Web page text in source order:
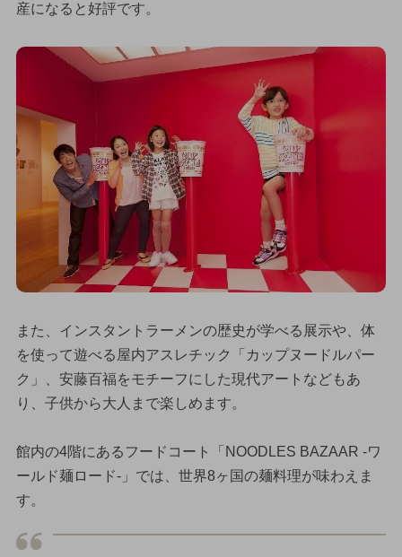
産になると好評です。
また、インスタントラーメンの歴史が学べる展示や、体
を使って遊べる屋内アスレチック「カップヌードルパー
ク」、安藤百福をモチーフにした現代アートなどもあ
り、子供から大人まで楽しめます。
館内の4階にあるフードコート「NOODLES BAZAAR -ワ
ールド麺ロード-」では、世界8ヶ国の麺料理が味わえま
す。